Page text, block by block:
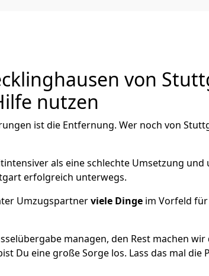
von
nutzen
ist die Entfernung. Wer noch von
als eine schlechte Umsetzung
erfolgreich unterwegs.
Umzugspartnerviele Dinge im Vorfeld
managen, den Rest machen
Du eine große Sorge los. Lass das mal die